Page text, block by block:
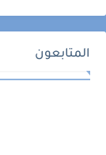
المتابعون